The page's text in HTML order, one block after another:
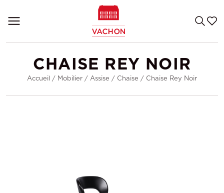
CHAISE REY NOIR
Accueil / Mobilier / Assise / Chaise / Chaise Rey Noir